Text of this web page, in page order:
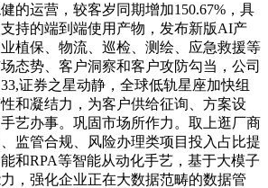
运营，较客岁同期增加150.67%，具
持的端到端使用产物，发布新版AI产
植保、物流、巡检、测绘、应急救援等
态势、客户洞察和客户攻防勾当，公司
证券之星动静，全球低轨星座加快组
和凝结力，为客户供给征询、方案设
艺办事。巩固市场所作力。取上逛厂商
监管合规、风险办理类项目投入占比提
和RPA等智能从动化手艺，基于大模子
，强化企业正在大数据范畴的数据管